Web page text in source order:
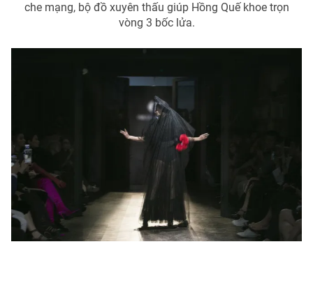
® Cấm sao chép dưới mọi hình thức nếu không có sự chấp
thuận bằng văn bản. Ghi rõ nguồn VTV.vn khi phát hành lại
thông tin từ website này.
che mạng, bộ đồ xuyên thấu giúp Hồng Quế khoe trọn
vòng 3 bốc lửa.